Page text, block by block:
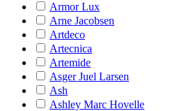
Armor Lux
Arne Jacobsen
Artdeco
Artecnica
Artemide
Asger Juel Larsen
Ash
Ashley Marc Hovelle